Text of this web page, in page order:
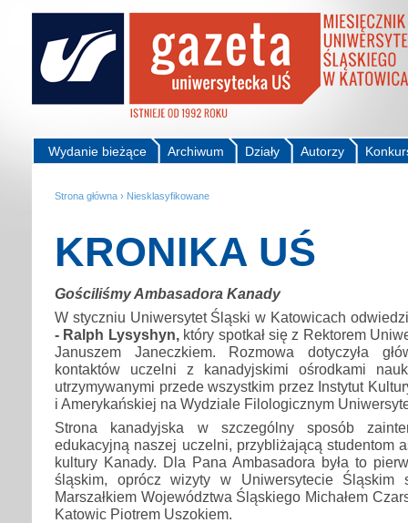
Autorzy
Działy
Archiwum
Wydanie bieżące
Strona główna › Niesklasyfikowane
KRONIKA UŚ
Gościliśmy Ambasadora Kanady
W styczniu Uniwersytet Śląski w Katowicach
- Ralph Lysyshyn,który spotkał się z Rektorem
Januszem Janeczkiem. Rozmowa dotyczyła
kontaktów uczelni z kanadyjskimi ośrodkami
utrzymywanymi przede wszystkim przez Instytut
i Amerykańskiej na Wydziale Filologicznym
Strona kanadyjska w szczególny sposób
edukacyjną naszej uczelni, przybliżającą studentom
kultury Kanady. Dla Pana Ambasadora była to
śląskim, oprócz wizyty w Uniwersytecie Śląskim
Marszałkiem Województwa Śląskiego Michałem
Katowic Piotrem Uszokiem.